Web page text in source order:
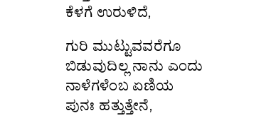
ಕೆಳಗೆ ಉರುಳಿದೆ,
ಗುರಿ ಮುಟ್ಟುವವರೆಗೂ
ಬಿಡುವುದಿಲ್ಲ ನಾನು ಎಂದು
ನಾಳೆಗಳೆಂಬ ಏಣಿಯ
ಪುನಃ ಹತ್ತುತ್ತೇನೆ,